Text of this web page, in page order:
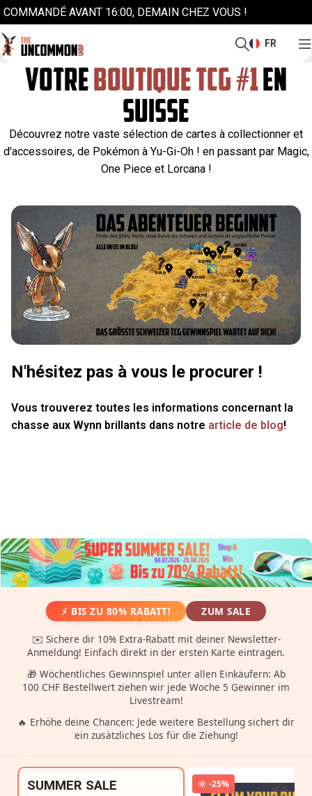
COMMANDÉ AVANT 16:00, DEMAIN CHEZ VOUS !
FR
VOTREBOUTIQUE TCG #1EN
SUISSE
Découvrez notre vaste sélection de cartes à collectionner et
d’accessoires, de Pokémon à Yu-Gi-Oh ! en passant par Magic,
One Piece et Lorcana !
N'hésitez pas à vous le procurer !
Vous trouverez toutes les informations concernant la
chasse aux Wynn brillants dans notre article de blog!
⚡ BIS ZU 80% RABATT! ZUM SALE
✉️ Sichere dir 10% Extra-Rabatt mit deiner Newsletter-
Anmeldung! Einfach direkt in der ersten Karte eintragen.
🎁 Wöchentliches Gewinnspiel unter allen Einkäufern: Ab
100 CHF Bestellwert ziehen wir jede Woche 5 Gewinner im
Livestream!
🔥 Erhöhe deine Chancen: Jede weitere Bestellung sichert dir
ein zusätzliches Los für die Ziehung!
SUMMER SALE ☀️ -25%